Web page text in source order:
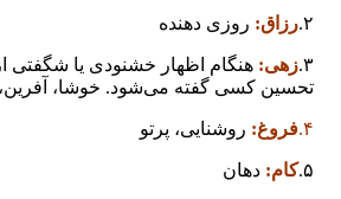
۲. رزاق: روزی دهنده
۳. زهی: هنگام اظهار خشنودی یا شگفتی
تحسین کسی گفته می‌شود. خوشا،
۴. فروغ: روشنایی، پرتو
۵. کام: دهان